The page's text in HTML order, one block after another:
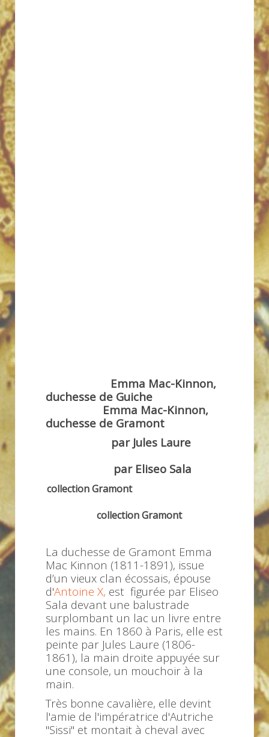
Emma Mac-Kinnon,
duchesse de Guiche
Emma Mac-Kinnon,
duchesse de Gramont
par Jules Laure
par Eliseo Sala
collection Gramont
collection Gramont
La duchesse de Gramont Emma
Mac Kinnon (1811-1891), issue
d’un vieux clan écossais, épouse
d'Antoine X, est figurée par Eliseo
Sala devant une balustrade
surplombant un lac un livre entre
les mains. En 1860 à Paris, elle est
peinte par Jules Laure (1806-
1861), la main droite appuyée sur
une console, un mouchoir à la
main.
Très bonne cavalière, elle devint
l'amie de l'impératrice d'Autriche
"Sissi" et montait à cheval avec